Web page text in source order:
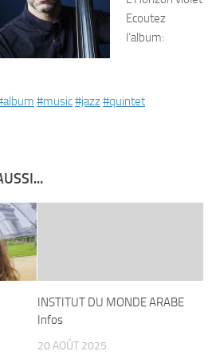
Ecoutez
l’album:
#music#jazz#quintet
INSTITUT DU MONDE ARABE
Infos
20 AOÛT 2025